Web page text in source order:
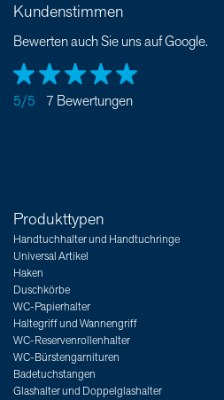
Kundenstimmen
Bewerten auch Sie uns auf Google.
5/5 7 Bewertungen
Produkttypen
Handtuchhalter und Handtuchringe
Universal Artikel
Haken
Duschkörbe
WC-Papierhalter
Haltegriff und Wannengriff
WC-Reservenrollenhalter
WC-Bürstengarnituren
Badetuchstangen
Glashalter und Doppelglashalter